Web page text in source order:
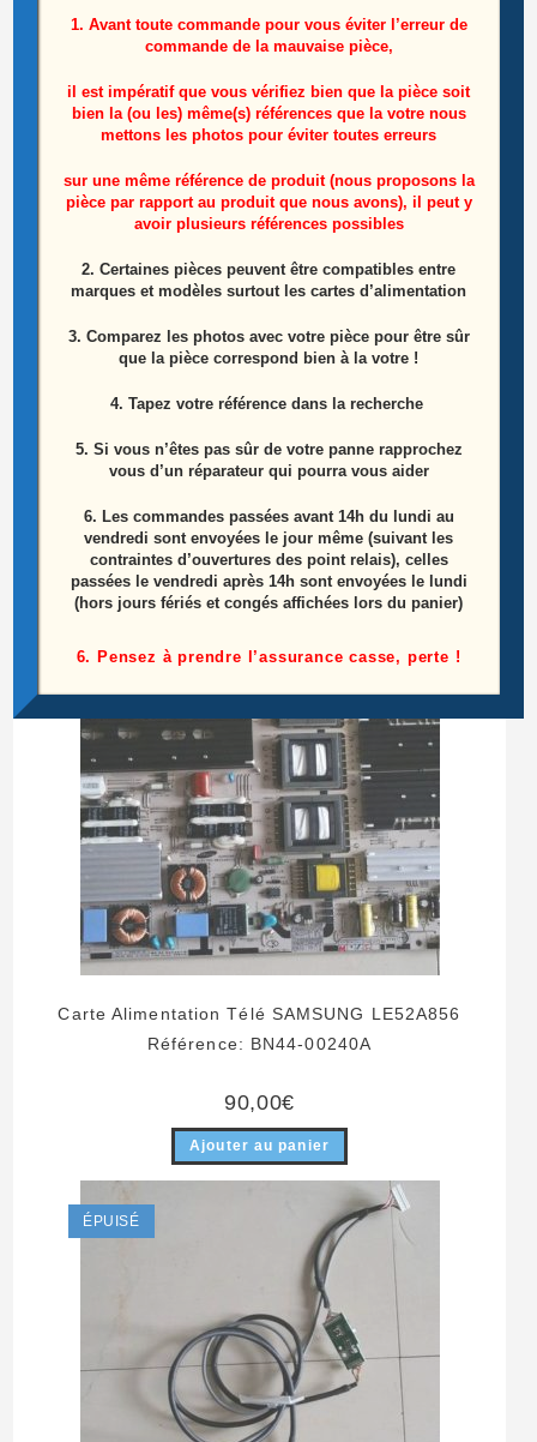
Produits similaires
ÉPUISÉ
Carte T-CON Télé Samsung UE55HU8200L
Référence: VD_STV5565EU22BC6LV0.3
15,00 €
Lire la suite
Carte Alimentation Télé SAMSUNG LE52A856
Référence: BN44-00240A
90,00€
Ajouter au panier
ÉPUISÉ
1. Avant toute commande pour vous éviter l’erreur de
commande de la mauvaise pièce,
il est impératif que vous vérifiez bien que la pièce soit
bien la (ou les) même(s) références que la votre nous
mettons les photos pour éviter toutes erreurs
sur une même référence de produit (nous proposons la
pièce par rapport au produit que nous avons), il peut y
avoir plusieurs références possibles
2. Certaines pièces peuvent être compatibles entre
marques et modèles surtout les cartes d’alimentation
3. Comparez les photos avec votre pièce pour être sûr
que la pièce correspond bien à la votre !
4. Tapez votre référence dans la recherche
5. Si vous n’êtes pas sûr de votre panne rapprochez
vous d’un réparateur qui pourra vous aider
6. Les commandes passées avant 14h du lundi au
vendredi sont envoyées le jour même (suivant les
contraintes d’ouvertures des point relais), celles
passées le vendredi après 14h sont envoyées le lundi
(hors jours fériés et congés affichées lors du panier)
6. Pensez à prendre l’assurance casse, perte !